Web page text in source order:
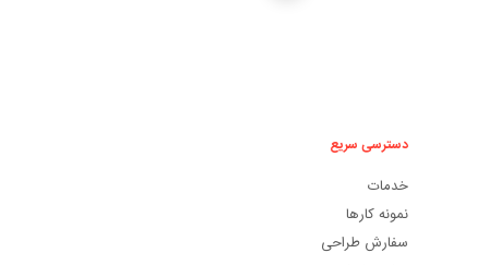
دسترسی سریع
خدمات
نمونه کارها
سفارش طراحی